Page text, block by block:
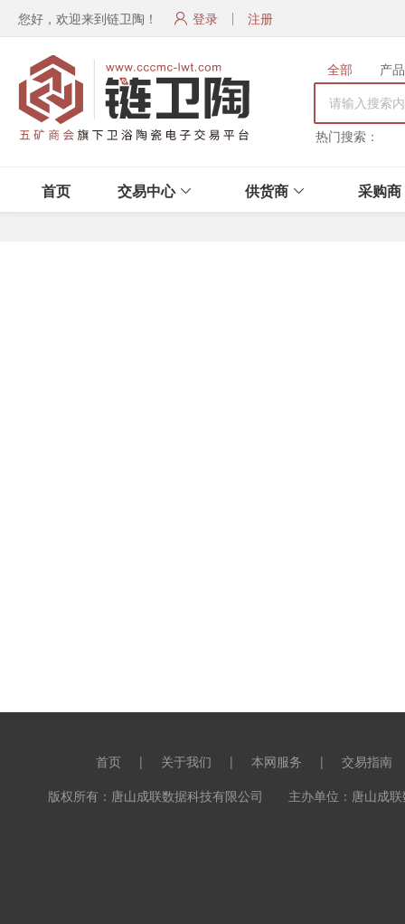
您好，欢迎来到链卫陶！ 登录 注册
全部 产品
热门搜索：
首页 交易中心 供货商 采购商
首页 | 关于我们 | 本网服务 |
交易指南
版权所有：唐山成联数据科技有限公司 主办单位：唐山成